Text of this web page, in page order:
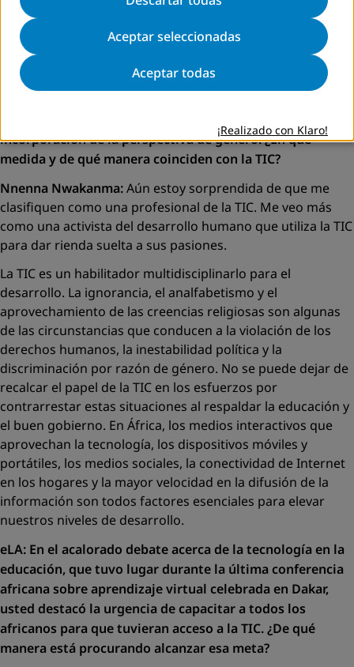
la estabilidad económica, social y política; y el respeto de
los derechos humanos. Así pues, quizás no sea
necesariamente un asunto regional sino antes bien un
problema específico del país.
incorporación de la perspectiva de género. ¿En qué
medida y de qué manera coinciden con la TIC?
Nnenna Nwakanma:Aún estoy sorprendida de que me
clasifiquen como una profesional de la TIC. Me veo más
como una activista del desarrollo humano que utiliza la TIC
para dar rienda suelta a sus pasiones.
La TIC es un habilitador multidisciplinarlo para el
desarrollo. La ignorancia, el analfabetismo y el
aprovechamiento de las creencias religiosas son algunas
de las circunstancias que conducen a la violación de los
derechos humanos, la inestabilidad política y la
discriminación por razón de género. No se puede dejar de
recalcar el papel de la TIC en los esfuerzos por
contrarrestar estas situaciones al respaldar la educación y
el buen gobierno. En África, los medios interactivos que
aprovechan la tecnología, los dispositivos móviles y
portátiles, los medios sociales, la conectividad de Internet
en los hogares y la mayor velocidad en la difusión de la
información son todos factores esenciales para elevar
nuestros niveles de desarrollo.
eLA: En el acalorado debate acerca de la tecnología en la
educación, que tuvo lugar durante la última conferencia
africana sobre aprendizaje virtual celebrada en Dakar,
usted destacó la urgencia de capacitar a todos los
africanos para que tuvieran acceso a la TIC. ¿De qué
manera está procurando alcanzar esa meta?
Aceptar seleccionadas
Aceptar todas
¡Realizado con Klaro!